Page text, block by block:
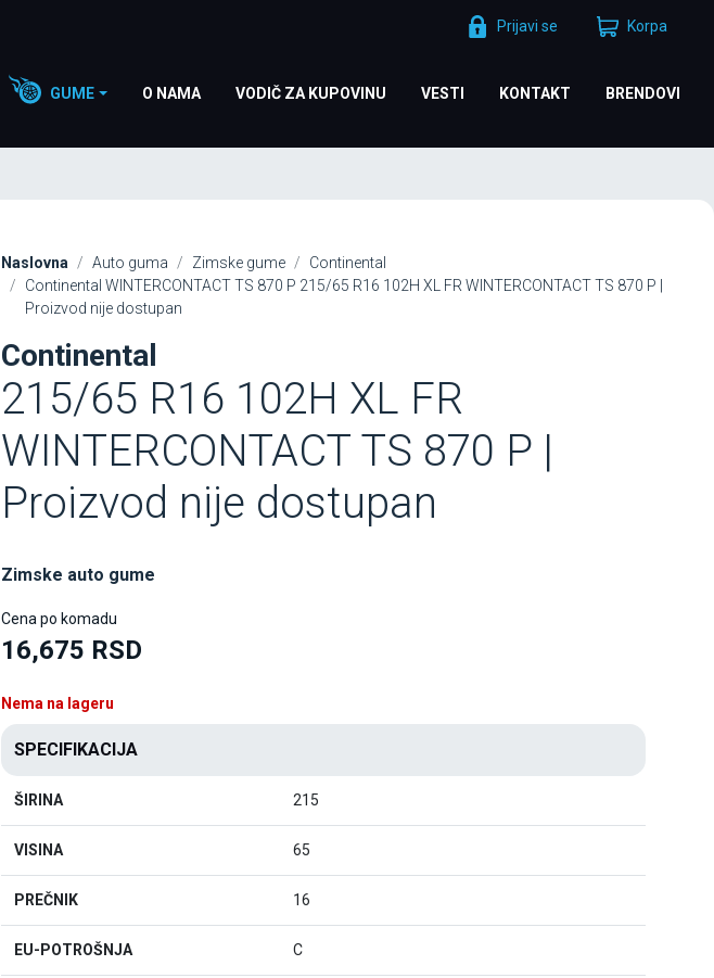
Prijavi se Korpa
GUME O NAMA VODIČ ZA KUPOVINU VESTI KONTAKT BRENDOVI
Naslovna Auto guma Zimske gume
Continental
Continental WINTERCONTACT TS 870 P 215/65 R16 102H XL FR WINTERCONTACT TS 870 P |
Proizvod nije dostupan
Continental
215/65 R16 102H XL FR
WINTERCONTACT TS 870 P |
Proizvod nije dostupan
Zimske auto gume
Cena po komadu
16,675 RSD
Nema na lageru
SPECIFIKACIJA
ŠIRINA 215
VISINA 65
PREČNIK 16
EU-POTROŠNJA C